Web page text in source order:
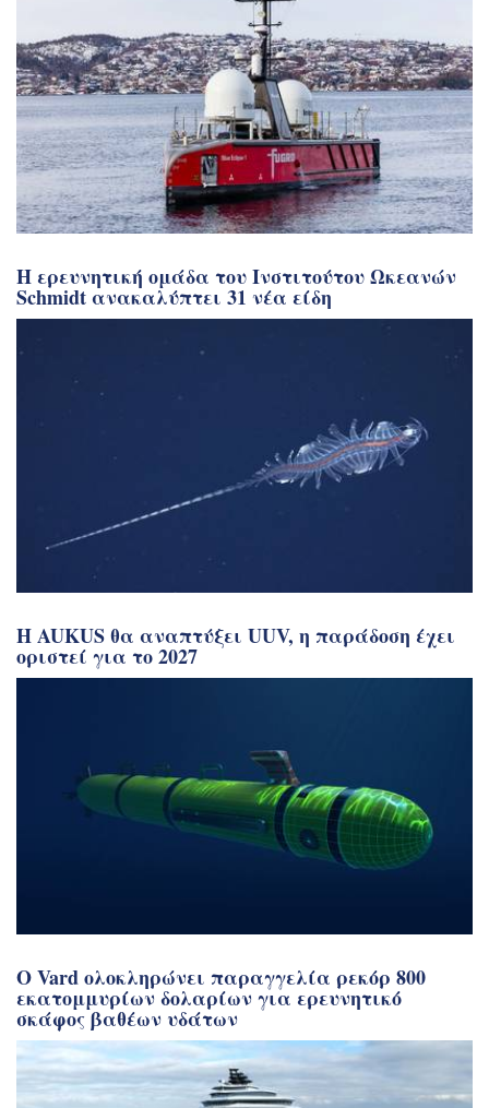
Η ερευνητική ομάδα του Ινστιτούτου Ωκεανών
Schmidt ανακαλύπτει 31 νέα είδη
Η AUKUS θα αναπτύξει UUV, η παράδοση έχει
οριστεί για το 2027
Ο Vard ολοκληρώνει παραγγελία ρεκόρ 800
εκατομμυρίων δολαρίων για ερευνητικό
σκάφος βαθέων υδάτων